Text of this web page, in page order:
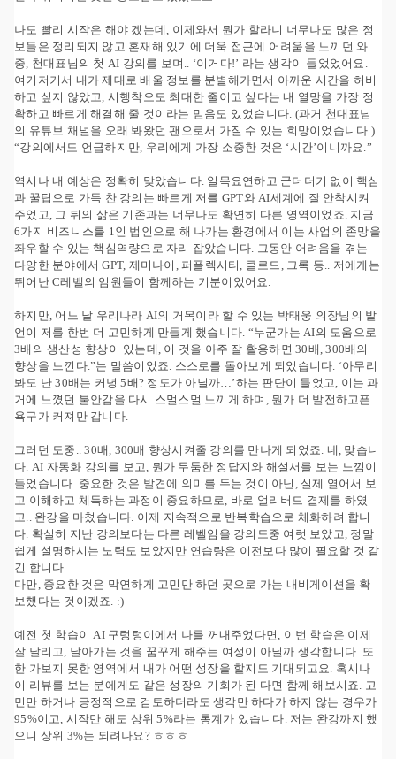
나도 빨리 시작은 해야 겠는데, 이제와서 뭔가 할라니 너무나도 많은 정
보들은 정리되지 않고 혼재해 있기에 더욱 접근에 어려움을 느끼던 와
중, 천대표님의 첫 AI 강의를 보며.. ‘이거다!’ 라는 생각이 들었었어요.
여기저기서 내가 제대로 배울 정보를 분별해가면서 아까운 시간을 허비
하고 싶지 않았고, 시행착오도 최대한 줄이고 싶다는 내 열망을 가장 정
확하고 빠르게 해결해 줄 것이라는 믿음도 있었습니다. (과거 천대표님
의 유튜브 채널을 오래 봐왔던 팬으로서 가질 수 있는 희망이었습니다.)
“강의에서도 언급하지만, 우리에게 가장 소중한 것은 ‘시간’이니까요.”
역시나 내 예상은 정확히 맞았습니다. 일목요연하고 군더더기 없이 핵심
과 꿀팁으로 가득 찬 강의는 빠르게 저를 GPT와 AI세계에 잘 안착시켜
주었고, 그 뒤의 삶은 기존과는 너무나도 확연히 다른 영역이었죠. 지금
6가지 비즈니스를 1인 법인으로 해 나가는 환경에서 이는 사업의 존망을
좌우할 수 있는 핵심역량으로 자리 잡았습니다. 그동안 어려움을 겪는
다양한 분야에서 GPT, 제미나이, 퍼플렉시티, 클로드, 그록 등.. 저에게는
뛰어난 C레벨의 임원들이 함께하는 기분이었어요.
하지만, 어느 날 우리나라 AI의 거목이라 할 수 있는 박태웅 의장님의 발
언이 저를 한번 더 고민하게 만들게 했습니다. “누군가는 AI의 도움으로
3배의 생산성 향상이 있는데, 이 것을 아주 잘 활용하면 30배, 300배의
향상을 느낀다.”는 말씀이었죠. 스스로를 돌아보게 되었습니다. ‘아무리
봐도 난 30배는 커녕 5배? 정도가 아닐까…’하는 판단이 들었고, 이는 과
거에 느꼈던 불안감을 다시 스멀스멀 느끼게 하며, 뭔가 더 발전하고픈
욕구가 커져만 갑니다.
그러던 도중.. 30배, 300배 향상시켜줄 강의를 만나게 되었죠. 네, 맞습니
다. AI 자동화 강의를 보고, 뭔가 두툼한 정답지와 해설서를 보는 느낌이
들었습니다. 중요한 것은 발견에 의미를 두는 것이 아닌, 실제 열어서 보
고 이해하고 체득하는 과정이 중요하므로, 바로 얼리버드 결제를 하였
고.. 완강을 마쳤습니다. 이제 지속적으로 반복학습으로 체화하려 합니
다. 확실히 지난 강의보다는 다른 레벨임을 강의도중 여럿 보았고, 정말
쉽게 설명하시는 노력도 보았지만 연습량은 이전보다 많이 필요할 것 같
긴 합니다.
다만, 중요한 것은 막연하게 고민만 하던 곳으로 가는 내비게이션을 확
보했다는 것이겠죠. :)
예전 첫 학습이 AI 구렁텅이에서 나를 꺼내주었다면, 이번 학습은 이제
잘 달리고, 날아가는 것을 꿈꾸게 해주는 여정이 아닐까 생각합니다. 또
한 가보지 못한 영역에서 내가 어떤 성장을 할지도 기대되고요. 혹시나
이 리뷰를 보는 분에게도 같은 성장의 기회가 된 다면 함께 해보시죠. 고
민만 하거나 긍정적으로 검토하더라도 생각만 하다가 하지 않는 경우가
95%이고, 시작만 해도 상위 5%라는 통계가 있습니다. 저는 완강까지 했
으니 상위 3%는 되려나요? ㅎㅎㅎ